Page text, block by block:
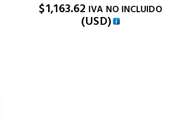
$1,163.62 IVA NO INCLUIDO
(USD)